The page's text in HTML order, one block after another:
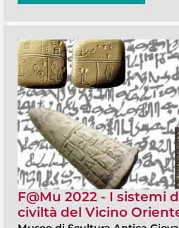
F@Mu 2022 - I sistemi
civiltà del Vicino